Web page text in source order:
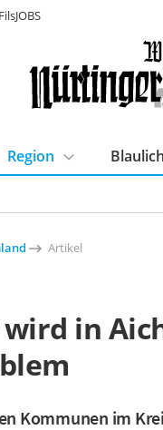
Region
Artikel
wird in
Kommunen im